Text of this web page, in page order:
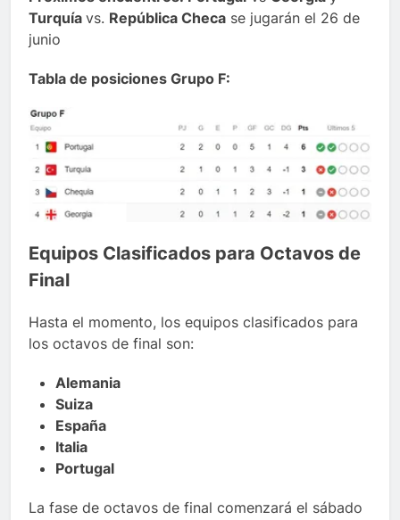
Turquía vs. República Checa se jugarán el 26 de
junio
Tabla de posiciones Grupo F:
Equipos Clasificados para Octavos de
Final
Hasta el momento, los equipos clasificados para
los octavos de final son:
Alemania
Suiza
España
Italia
Portugal
La fase de octavos de final comenzará el sábado